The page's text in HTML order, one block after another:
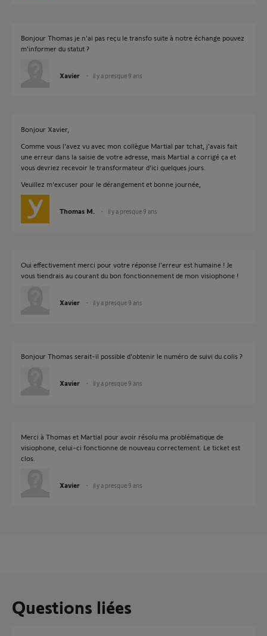
Bonjour Thomas je n'ai pas reçu le transfo suite à notre échange pouvez
m'informer du statut ?
Xavier il y a presque 9 ans
Bonjour Xavier,
Comme vous l'avez vu avec mon collègue Martial par tchat, j'avais fait
une erreur dans la saisie de votre adresse, mais Martial a corrigé ça et
vous devriez recevoir le transformateur d'ici quelques jours.
Veuillez m'excuser pour le dérangement et bonne journée,
Thomas M. il y a presque 9 ans
Oui effectivement merci pour votre réponse l'erreur est humaine ! Je
vous tiendrais au courant du bon fonctionnement de mon visiophone !
Xavier il y a presque 9 ans
Bonjour Thomas serait-il possible d'obtenir le numéro de suivi du colis ?
Xavier il y a presque 9 ans
Merci à Thomas et Martial pour avoir résolu ma problématique de
visiophone, celui-ci fonctionne de nouveau correctement. Le ticket est
clos.
Xavier il y a presque 9 ans
Questions liées